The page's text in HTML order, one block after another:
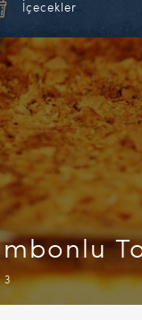
İçecekler
3